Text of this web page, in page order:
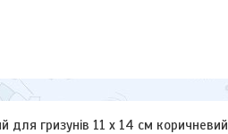
для гризунів 11 х 14 см коричневий